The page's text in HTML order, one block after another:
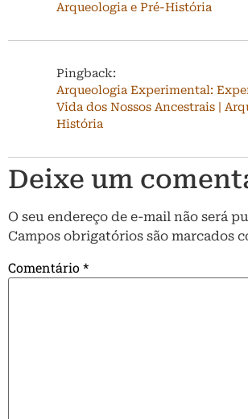
Arqueologia e Pré-História
Pingback:
Arqueologia Experimental:
Vida dos Nossos Ancestrais |
História
Deixe um
O seu endereço de e-mail não será
Campos obrigatórios são marcados
Comentário*